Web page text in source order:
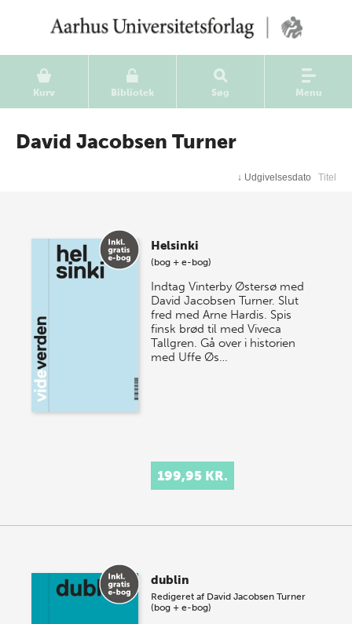
Kurv Bibliotek Søg Menu
David Jacobsen Turner
↓ Udgivelsesdato Titel
Helsinki
(bog + e-bog)
Indtag Vinterby Østersø med
David Jacobsen Turner. Slut
fred med Arne Hardis. Spis
finsk brød til med Viveca
Tallgren. Gå over i historien
med Uffe Øs…
199,95 KR.
dublin
Redigeret af David Jacobsen Turner
(bog + e-bog)